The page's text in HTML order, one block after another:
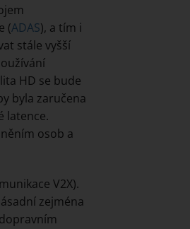
(ADAS), a tím i
stále vyšší
HD se bude
byla zaručena
latence.
osob a
V2X).
zejména